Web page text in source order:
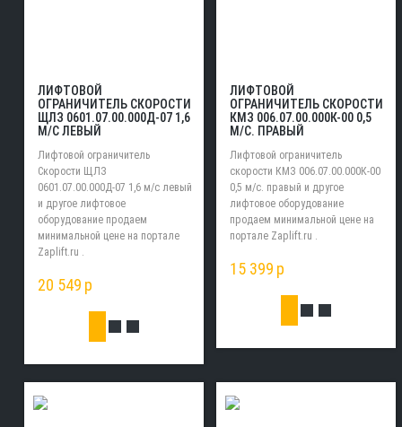
ЛИФТОВОЙ
ОГРАНИЧИТЕЛЬ СКОРОСТИ
ЩЛЗ 0601.07.00.000Д-07 1,6
М/С ЛЕВЫЙ
Лифтовой ограничитель
Скорости ЩЛЗ
0601.07.00.000Д-07 1,6 м/с левый
и другое лифтовое
оборудование продаем
минимальной цене на портале
Zaplift.ru .
20 549 p
ЛИФТОВОЙ
ОГРАНИЧИТЕЛЬ СКОРОСТИ
КМЗ 006.07.00.000К-00 0,5
М/С. ПРАВЫЙ
Лифтовой ограничитель
скорости КМЗ 006.07.00.000К-00
0,5 м/с. правый и другое
лифтовое оборудование
продаем минимальной цене на
портале Zaplift.ru .
15 399 p